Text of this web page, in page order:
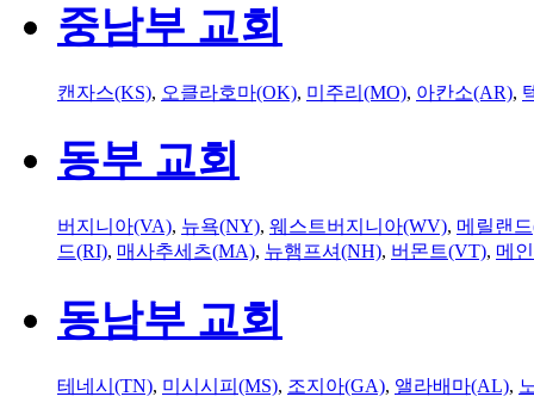
중남부 교회
캔자스(KS), 오클라호마(OK), 미주리(MO), 아칸소(AR),
동부 교회
버지니아(VA), 뉴욕(NY), 웨스트버지니아(WV), 메릴랜
드(RI), 매사추세츠(MA), 뉴햄프셔(NH), 버몬트(VT), 메
동남부 교회
테네시(TN), 미시시피(MS), 조지아(GA), 앨라배마(AL),